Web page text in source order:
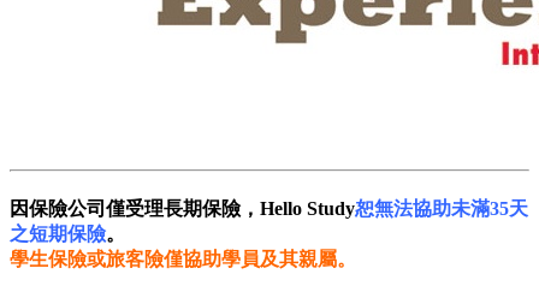
因保險公司僅受理長期保險，Hello Study恕無法協助未滿35天
之短期保險。
學生保險或旅客險僅協助學員及其親屬。